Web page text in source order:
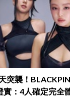
突襲！
實：4人確定完全